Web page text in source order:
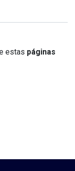
estas páginas